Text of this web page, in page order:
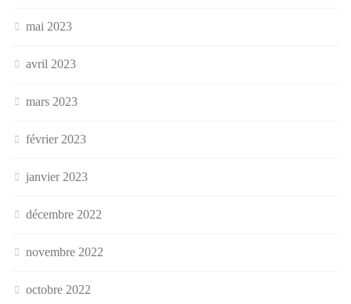
mai 2023
avril 2023
mars 2023
février 2023
janvier 2023
décembre 2022
novembre 2022
octobre 2022